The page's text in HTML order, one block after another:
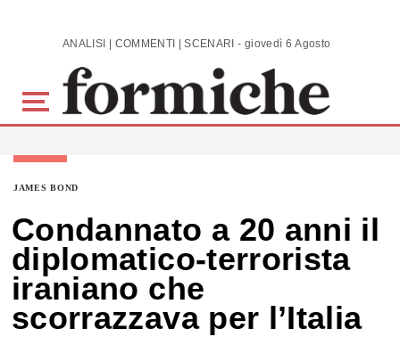
Skip to main content ANALISI | COMMENTI | SCENARI - giovedì 6 Agosto 2026
JAMES BOND
Condannato a 20 anni il
diplomatico-terrorista
iraniano che
scorrazzava per l’Italia